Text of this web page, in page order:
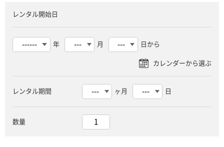
レンタル開始日
年 月 日から
レンタル期間 ヶ月 日
数量